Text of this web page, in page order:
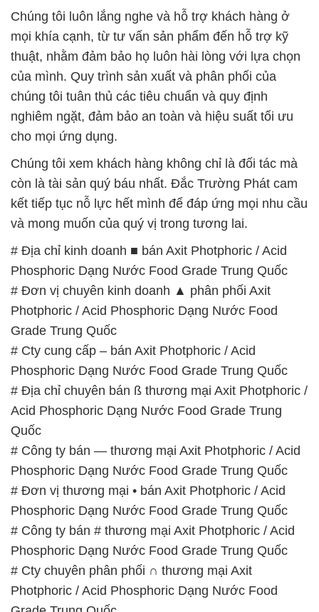
còn là tài sản quý báu nhất. Đắc Trường Phát cam
kết tiếp tục nỗ lực hết mình để đáp ứng mọi nhu cầu
và mong muốn của quý vị trong tương lai.
# Địa chỉ kinh doanh ■ bán Axit Photphoric / Acid
Phosphoric Dạng Nước Food Grade Trung Quốc
# Đơn vị chuyên kinh doanh ▲ phân phối Axit
Photphoric / Acid Phosphoric Dạng Nước Food
Grade Trung Quốc
# Cty cung cấp – bán Axit Photphoric / Acid
Phosphoric Dạng Nước Food Grade Trung Quốc
# Địa chỉ chuyên bán ß thương mại Axit Photphoric /
Acid Phosphoric Dạng Nước Food Grade Trung
Quốc
# Công ty bán — thương mại Axit Photphoric / Acid
Phosphoric Dạng Nước Food Grade Trung Quốc
# Đơn vị thương mại • bán Axit Photphoric / Acid
Phosphoric Dạng Nước Food Grade Trung Quốc
# Công ty bán # thương mại Axit Photphoric / Acid
Phosphoric Dạng Nước Food Grade Trung Quốc
# Cty chuyên phân phối ∩ thương mại Axit
Photphoric / Acid Phosphoric Dạng Nước Food
Grade Trung Quốc
# Đơn vị cung ứng ◄ phân phối Axit Photphoric /
Acid Phosphoric Dạng Nước Food Grade Trung
Quốc
# Nơi cung cấp ( kinh doanh ) Axit Photphoric / Acid
Phosphoric Dạng Nước Food Grade Trung Quốc
# Nơi chuyên thương mại ~ cung cấp Axit
Photphoric / Acid Phosphoric Dạng Nước Food
Grade Trung Quốc